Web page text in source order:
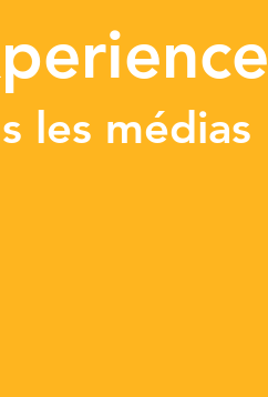
les médias